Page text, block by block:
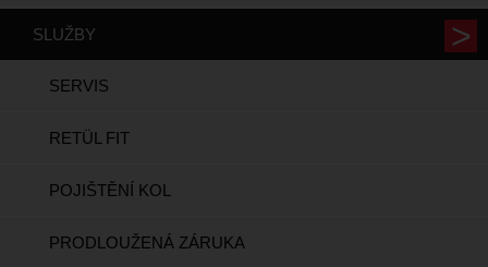
SLUŽBY
SERVIS
RETÜL FIT
POJIŠTĚNÍ KOL
PRODLOUŽENÁ ZÁRUKA